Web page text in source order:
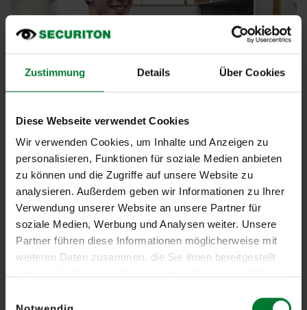
Zustimmung Details Über Cookies
Diese Webseite verwendet Cookies
Wir verwenden Cookies, um Inhalte und Anzeigen zu
personalisieren, Funktionen für soziale Medien anbieten
zu können und die Zugriffe auf unsere Website zu
analysieren. Außerdem geben wir Informationen zu Ihrer
Verwendung unserer Website an unsere Partner für
soziale Medien, Werbung und Analysen weiter. Unsere
Partner führen diese Informationen möglicherweise mit
weiteren Daten zusammen, die Sie ihnen bereitgestellt
Warum hast Du Dich für die Ausbildung zum
Informationselektroniker entschieden?
Schon zu meiner Schulzeit war ich begeistert von Elektronik. In
meinem zunächst begonnenen Studium mit Fachrichtung
Elektrotechnik habe ich jedoch gemerkt, dass mir der Praxisbezug
fehlt. Mein Ziel war es, eine Ausbildung zu finden, die Theorie und
Was findest Du an Deiner Ausbildung besonders spannend?